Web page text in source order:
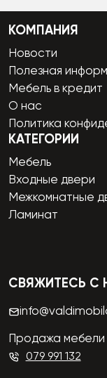
КОМПАНИЯ
Новости
Полезная
Мебель в кредит
О нас
Политика
КАТЕГОРИИ
Мебель
Входные двери
Межкомнатные
Ламинат
СВЯЖИТЕСЬ С
Продажа мебели
079 991 132